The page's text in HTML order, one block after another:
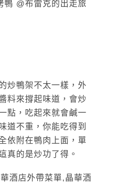
炒鴨架不太一樣，外
料來撐起味道，會炒
點，吃起來就會鹹一
道不重，你能吃得到
依附在鴨肉上面，單
真的是炒功了得。